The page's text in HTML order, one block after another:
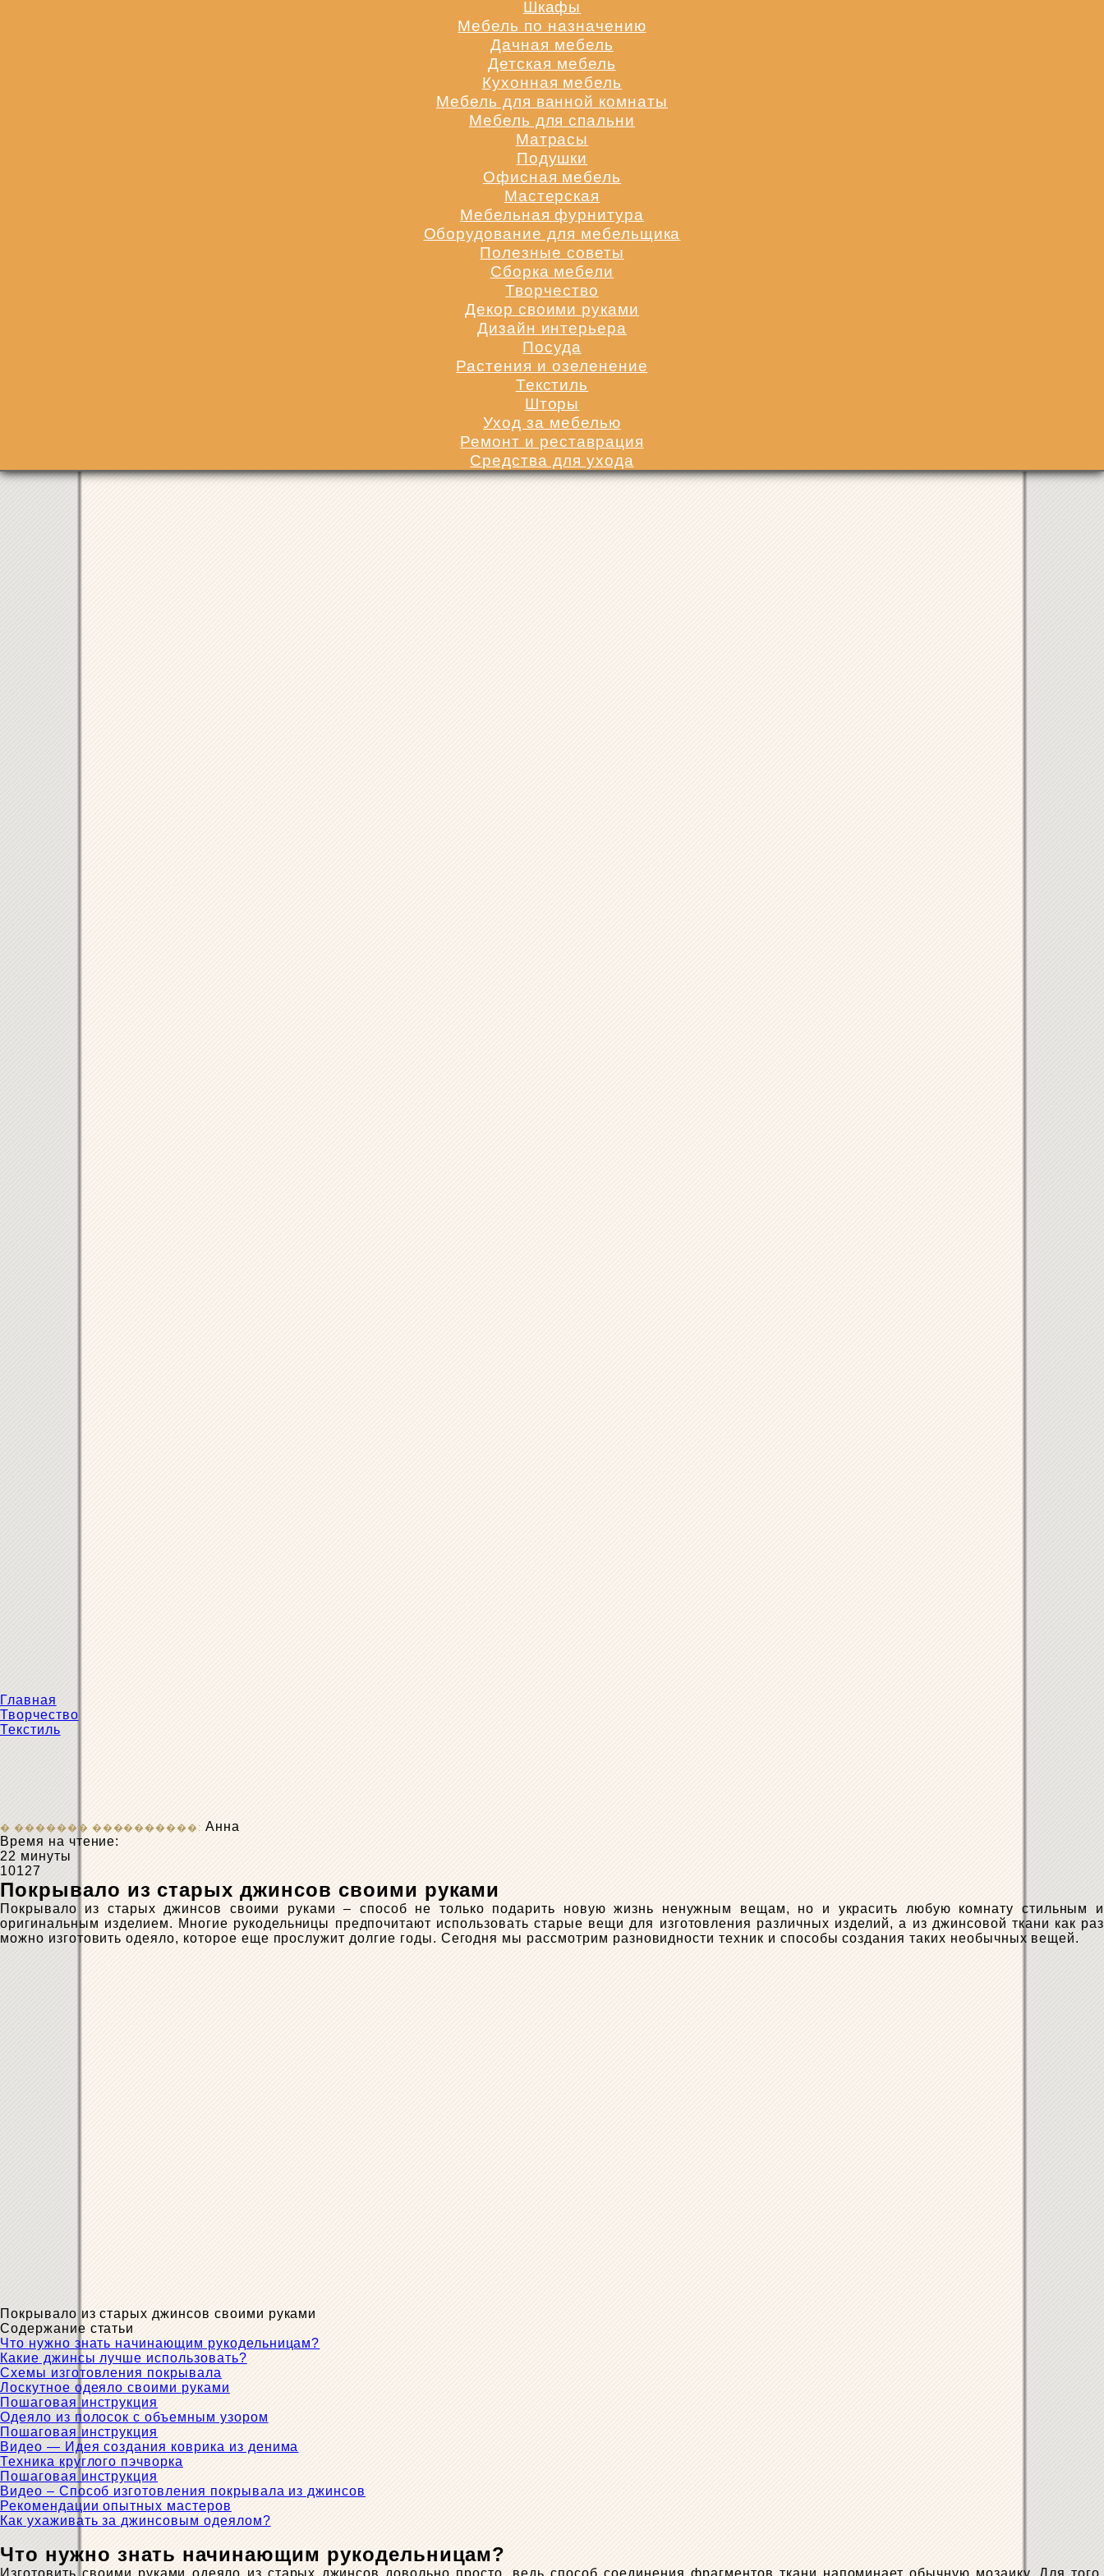
Шкафы
Мебель по назначению
Дачная мебель
Детская мебель
Кухонная мебель
Мебель для ванной комнаты
Мебель для спальни
Матрасы
Подушки
Офисная мебель
Мастерская
Мебельная фурнитура
Оборудование для мебельщика
Полезные советы
Сборка мебели
Творчество
Декор своими руками
Дизайн интерьера
Посуда
Растения и озеленение
Текстиль
Шторы
Уход за мебелью
Ремонт и реставрация
Средства для ухода
Главная
Творчество
Текстиль
Анна
Время на чтение:
22 минуты
10127
Покрывало из старых джинсов своими руками
Покрывало из старых джинсов своими руками – способ не только подарить новую жизнь ненужным вещам, но и украсить любую комнату стильным и
оригинальным изделием. Многие рукодельницы предпочитают использовать старые вещи для изготовления различных изделий, а из джинсовой ткани как раз
можно изготовить одеяло, которое еще прослужит долгие годы. Сегодня мы рассмотрим разновидности техник и способы создания таких необычных вещей.
Покрывало из старых джинсов своими руками
Содержание статьи
Что нужно знать начинающим рукодельницам?
Какие джинсы лучше использовать?
Схемы изготовления покрывала
Лоскутное одеяло своими руками
Пошаговая инструкция
Одеяло из полосок с объемным узором
Пошаговая инструкция
Видео — Идея создания коврика из денима
Техника круглого пэчворка
Пошаговая инструкция
Видео – Способ изготовления покрывала из джинсов
Рекомендации опытных мастеров
Как ухаживать за джинсовым одеялом?
Что нужно знать начинающим рукодельницам?